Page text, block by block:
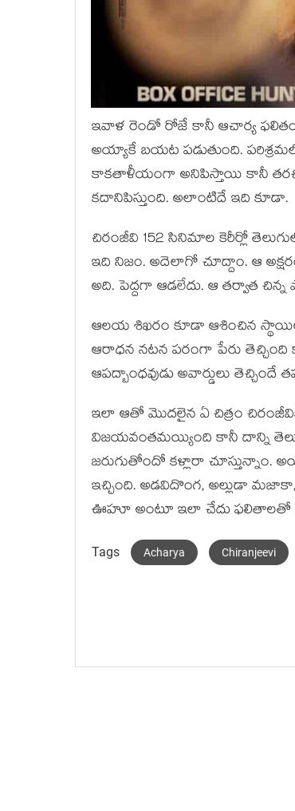
ఇవాళ రెండో రోజే కానీ ఆచార్య
అయ్యాకే బయట పడుతుంది.
కాకతాళీయంగా అనిపిస్తాయి కానీ తరచి
కదానిపిస్తుంది. అలాంటిదే ఇది కూడా.
చిరంజీవి 152 సినిమాల కెరీర్లో
ఇది నిజం. అదెలాగో చూద్దాం. ఆ
అది. పెద్దగా ఆడలేదు. ఆ తర్వాత
ఆలయ శిఖరం కూడా ఆశించిన
ఆరాధన నటన పరంగా పేరు తెచ్చింది
ఆపద్బాంధవుడు అవార్డులు తెచ్చిందే
ఇలా ఆతో మొదలైన ఏ చిత్రం
విజయవంతమయ్యింది కానీ దాన్ని
జరుగుతోందో కళ్లారా
ఇచ్చింది. అడవిదొంగ, అల్లుడా
ఊహూ అంటూ ఇలా చేదు
Tags Acharya Chiranjeevi